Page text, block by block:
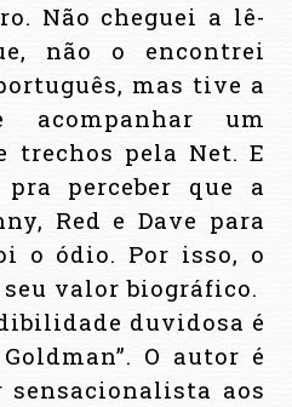
Não cheguei a lê-
não o encontrei
mas tive a
acompanhar um
trechos pela Net. E
perceber que a
Red e Dave para
o ódio. Por isso, o
valor biográfico.
duvidosa é
O autor é
sensacionalista aos